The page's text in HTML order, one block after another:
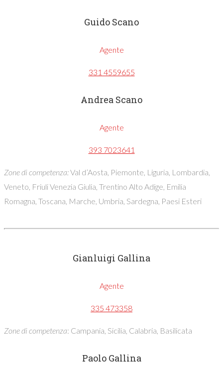
Guido Scano
Agente
331 4559655
Andrea Scano
Agente
393 7023641
Zone di competenza:Val d’Aosta, Piemonte, Liguria, Lombardia,
Veneto, Friuli Venezia Giulia, Trentino Alto Adige, Emilia
Romagna, Toscana, Marche, Umbria, Sardegna, Paesi Esteri
Gianluigi Gallina
Agente
335 473358
Zone di competenza: Campania, Sicilia, Calabria, Basilicata
Paolo Gallina